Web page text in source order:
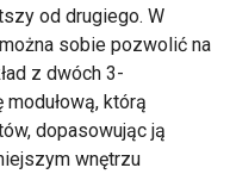
od drugiego. W
sobie pozwolić na
z dwóch 3-
którą
dopasowując ją
wnętrzu